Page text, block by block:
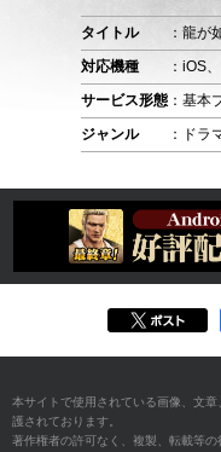
タイトル
：龍が
対応機種
：iOS
サービス形態 ：基本
ジャンル
：ドラ
本サイトで使用されている画像、文
護されております。
著作権者の許可なく、複製、転載等の